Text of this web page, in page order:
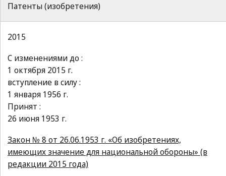
Патенты (изобретения)
2015
С изменениями до :
1 октября 2015 г.
вступление в силу :
1 января 1956 г.
Принят :
26 июня 1953 г.
Закон № 8 от 26.06.1953 г. «Об изобретениях,
имеющих значение для национальной обороны» (в
редакции 2015 года)